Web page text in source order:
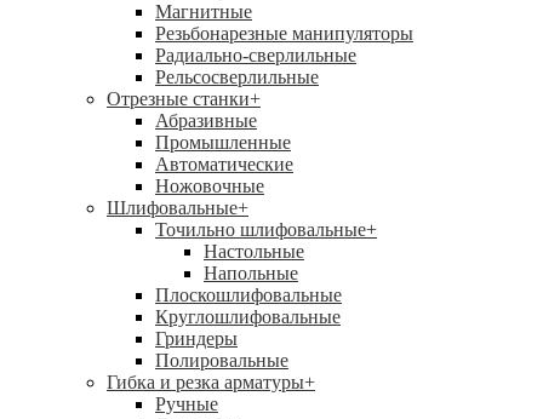
Магнитные
Резьбонарезные манипуляторы
Радиально-сверлильные
Рельсосверлильные
Отрезные станки+
Абразивные
Промышленные
Автоматические
Ножовочные
Шлифовальные+
Точильно шлифовальные+
Настольные
Напольные
Плоскошлифовальные
Круглошлифовальные
Гриндеры
Полировальные
Гибка и резка арматуры+
Ручные